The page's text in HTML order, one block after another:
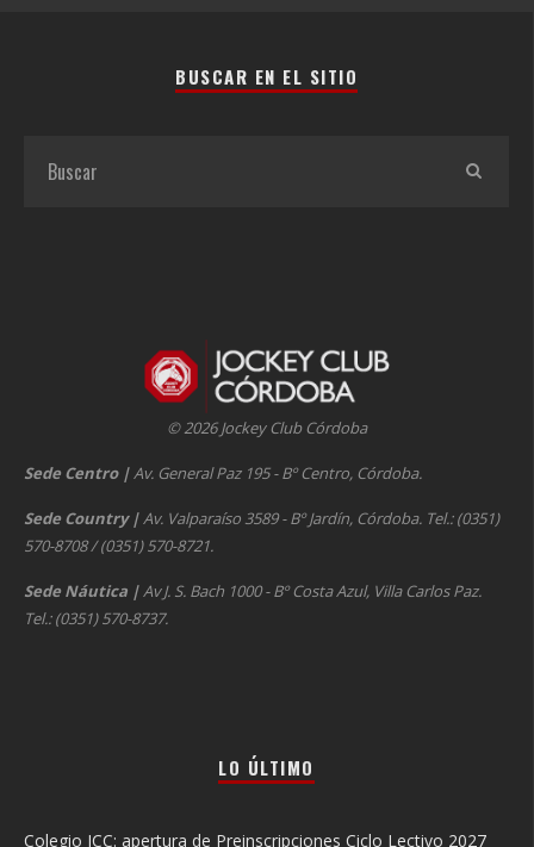
BUSCAR EN EL SITIO
© 2026 Jockey Club Córdoba
Sede Centro |Av. General Paz 195 - Bº Centro, Córdoba.
Sede Country |Av. Valparaíso 3589 - Bº Jardín, Córdoba. Tel.: (0351)
570-8708 / (0351) 570-8721.
Sede Náutica |Av J. S. Bach 1000 - Bº Costa Azul, Villa Carlos Paz.
Tel.: (0351) 570-8737.
LO ÚLTIMO
Colegio JCC: apertura de Preinscripciones Ciclo Lectivo 2027